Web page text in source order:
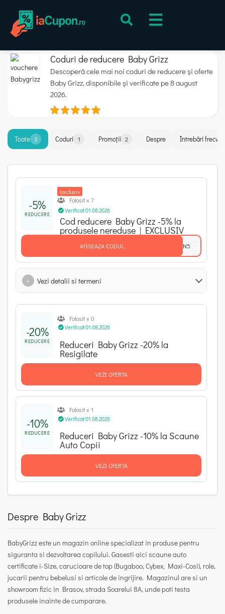
Coduri de reducere Baby Grizz
Descoperă cele mai noi coduri de reducere și oferte
Baby Grizz, disponibile și verificate pe 8 august
2026.
Toate 3 Coduri 1 Promoții 2 Despre Întrebări
-5%
REDUCERE
Verificat 01.08.2026
exclusiv
Folosit x 7
Cod reducere Baby Grizz -5% la
produsele nereduse | EXCLUSIV
AFISEAZA CODUL PON5
+ Vezi detalii si termeni
-20%
REDUCERE
Verificat 01.08.2026
Folosit x 0
Reduceri Baby Grizz -20% la
Resigilate
VEZI OFERTA
-10%
REDUCERE
Verificat 01.08.2026
Folosit x 1
Reduceri Baby Grizz -10% la Scaune
Auto Copii
VEZI OFERTA
Despre Baby Grizz
BabyGrizz este un magazin online specializat in produse pentru
siguranta si dezvoltarea copilului. Gasesti aici scaune auto
certificate i-Size, carucioare de top (Bugaboo, Cybex, Maxi-Cosi), role,
jucarii pentru bebelusi si articole de ingrijire. Magazinul are si un
showroom fizic in Brasov, strada Soarelui 8A, unde poti testa
produsele inainte de cumparare.